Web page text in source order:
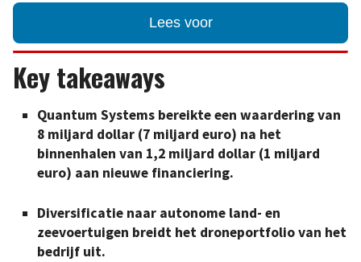
Lees voor
Key takeaways
Quantum Systems bereikte een waardering van
8 miljard dollar (7 miljard euro) na het
binnenhalen van 1,2 miljard dollar (1 miljard
euro) aan nieuwe financiering.
Diversificatie naar autonome land- en
zeevoertuigen breidt het droneportfolio van het
bedrijf uit.